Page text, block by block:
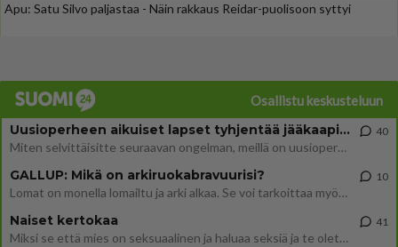
Apu: Satu Silvo paljastaa - Näin rakkaus Reidar-puolisoon syttyi
Osallistu keskusteluun
Uusioperheen aikuiset lapset tyhjentää jääkaapin käydessään
Miten selvittäisitte seuraavan ongelman, meillä on uusioperhe, minulla teini-ikäiset lapset ja puolisolla aikuiset, jotk
40
GALLUP: Mikä on arkiruokabravuurisi?
Lomat on monella lomailtu ja arki alkaa. Se voi tarkoittaa myös sitä, että grillailut on grillattu ja palataan arjen ruo
10
Naiset kertokaa
Miksi se että mies on seksuaalinen ja haluaa seksiä ja te olette hänen mielestänne haluttava on vastenmielistä? Mikä sii
41